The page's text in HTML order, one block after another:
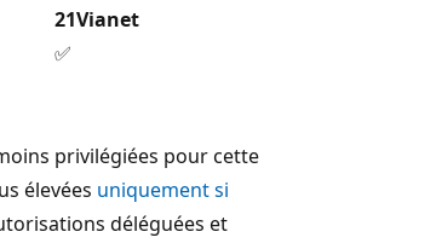
21Vianet
✅
privilégiées pour cette
élevées uniquement si
déléguées et